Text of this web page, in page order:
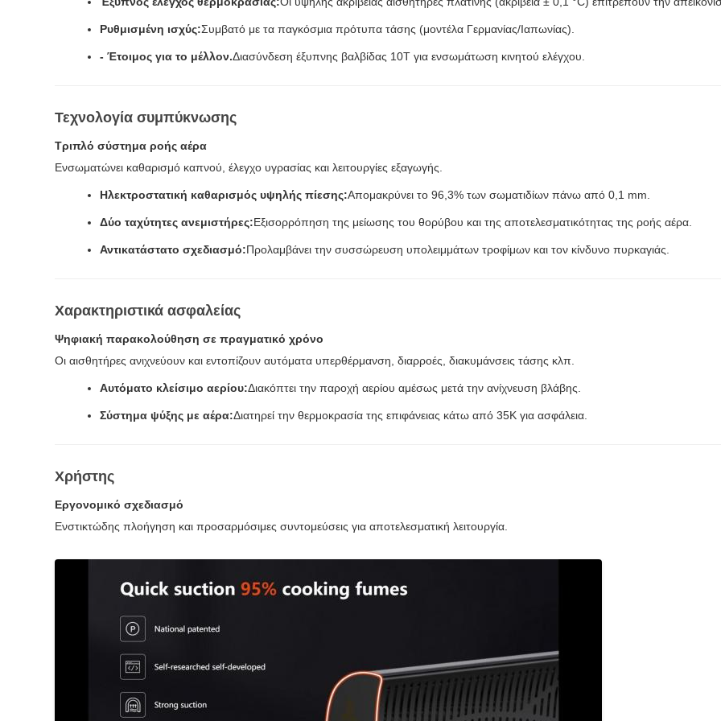
Ρυθμισμένη ισχύς:Συμβατό με τα παγκόσμια πρότυπα τάσης (μοντέλα Γερμανίας/Ιαπωνίας).
- Έτοιμος για το μέλλον.Διασύνδεση έξυπνης βαλβίδας 10T για ενσωμάτωση κινητού ελέγχου.
Τεχνολογία συμπύκνωσης
Τριπλό σύστημα ροής αέρα
Ενσωματώνει καθαρισμό καπνού, έλεγχο υγρασίας και λειτουργίες εξαγωγής.
Ηλεκτροστατική καθαρισμός υψηλής πίεσης:Απομακρύνει το 96,3% των σωματιδίων πάνω από 0,1 mm.
Δύο ταχύτητες ανεμιστήρες:Εξισορρόπηση της μείωσης του θορύβου και της αποτελεσματικότητας της ροής αέρα.
Αντικατάστατο σχεδιασμό:Προλαμβάνει την συσσώρευση υπολειμμάτων τροφίμων και τον κίνδυνο πυρκαγιάς.
Χαρακτηριστικά ασφαλείας
Ψηφιακή παρακολούθηση σε πραγματικό χρόνο
Οι αισθητήρες ανιχνεύουν και εντοπίζουν αυτόματα υπερθέρμανση, διαρροές, διακυμάνσεις τάσης κλπ.
Αυτόματο κλείσιμο αερίου:Διακόπτει την παροχή αερίου αμέσως μετά την ανίχνευση βλάβης.
Σύστημα ψύξης με αέρα:Διατηρεί την θερμοκρασία της επιφάνειας κάτω από 35K για ασφάλεια.
Χρήστης
Εργονομικό σχεδιασμό
Ενστικτώδης πλοήγηση και προσαρμόσιμες συντομεύσεις για αποτελεσματική λειτουργία.